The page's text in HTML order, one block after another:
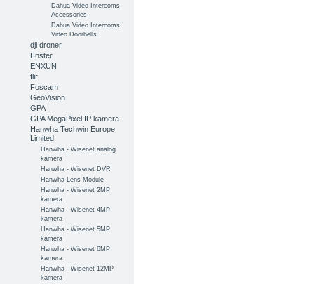
Dahua Video Intercoms
Accessories
Dahua Video Intercoms
Video Doorbells
dji droner
Enster
ENXUN
flir
Foscam
GeoVision
GPA
GPA MegaPixel IP kamera
Hanwha Techwin Europe
Limited
Hanwha - Wisenet analog
kamera
Hanwha - Wisenet DVR
Hanwha Lens Module
Hanwha - Wisenet 2MP
kamera
Hanwha - Wisenet 4MP
kamera
Hanwha - Wisenet 5MP
kamera
Hanwha - Wisenet 6MP
kamera
Hanwha - Wisenet 12MP
kamera